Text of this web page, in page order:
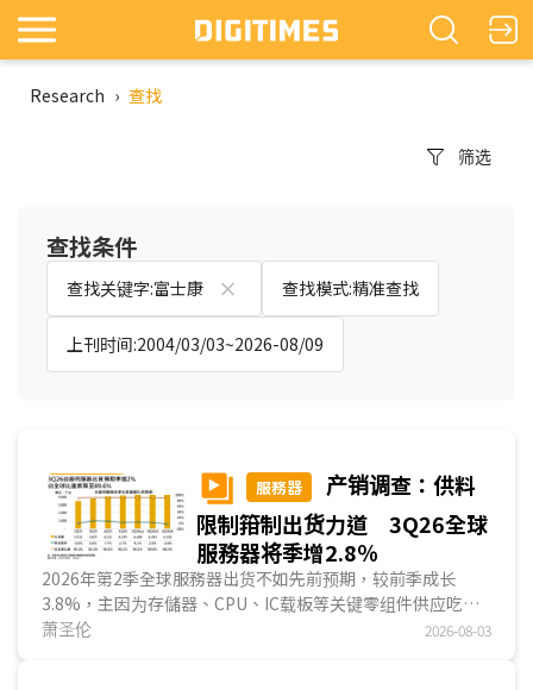
Research › 查找
筛选
查找条件
查找关键字:富士康 查找模式:精准查找
上刊时间:2004/03/03~2026-08/09
服務器
产销调查：供料
限制箝制出货力道 3Q26全球
服務器将季增2.8％
2026年第2季全球服務器出货不如先前预期，较前季成长
3.8%，主因为存儲器、CPU、IC载板等关键零组件供应吃
紧，箝制整机系统出货力道，但美系大型云端业者的服務器采
萧圣伦 2026-08-03